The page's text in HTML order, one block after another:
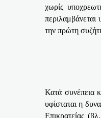
χωρίς
την πρώτη
Κατά συνέπεια
υφίσταται η
Επικρατείας